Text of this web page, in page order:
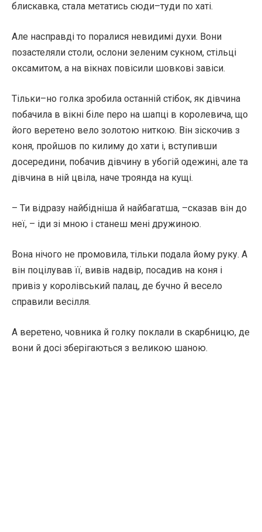
блискавка, стала метатись сюди–туди по хаті.
Але насправді то поралися невидимі духи. Вони
позастеляли столи, ослони зеленим сукном, стільці
оксамитом, а на вікнах повісили шовкові завіси.
Тільки–но голка зробила останній стібок, як дівчина
побачила в вікні біле перо на шапці в королевича, що
його веретено вело золотою ниткою. Він зіскочив з
коня, пройшов по килиму до хати і, вступивши
досередини, побачив дівчину в убогій одежині, але та
дівчина в ній цвіла, наче троянда на кущі.
– Ти відразу найбідніша й найбагатша, –сказав він до
неї, – іди зі мною і станеш мені дружиною.
Вона нічого не промовила, тільки подала йому руку. А
він поцілував її, вивів надвір, посадив на коня і
привіз у королівський палац, де бучно й весело
справили весілля.
А веретено, човника й голку поклали в скарбницю, де
вони й досі зберігаються з великою шаною.